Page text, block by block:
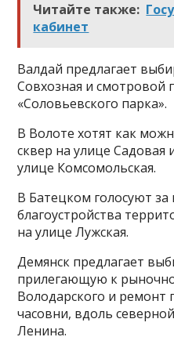
Читайте также:
кабинет
Валдай предлагает
Совхозная и смотровой
«Соловьевского парка».
В Волоте хотят как
сквер на улице
улице Комсомольская.
В Батецком голосуют за
благоустройства
на улице Лужская.
Демянск предлагает
прилегающую к
Володарского и
часовни, вдоль
Ленина.